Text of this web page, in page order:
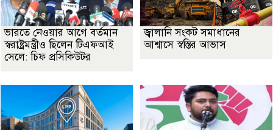
ভারতে নেওয়ার আগে বর্তমান
স্বরাষ্ট্রমন্ত্রীও ছিলেন টিএফআই
সেলে: চিফ প্রসিকিউটর
জ্বালানি সংকট সমাধানের
আশ্বাসে স্বস্তির আভাস